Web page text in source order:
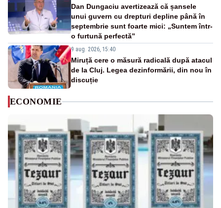
Dan Dungaciu avertizează că șansele
unui guvern cu drepturi depline până în
septembrie sunt foarte mici: „Suntem într-
o furtună perfectă”
9 aug. 2026, 15:40
Miruță cere o măsură radicală după atacul
de la Cluj. Legea dezinformării, din nou în
discuție
ECONOMIE